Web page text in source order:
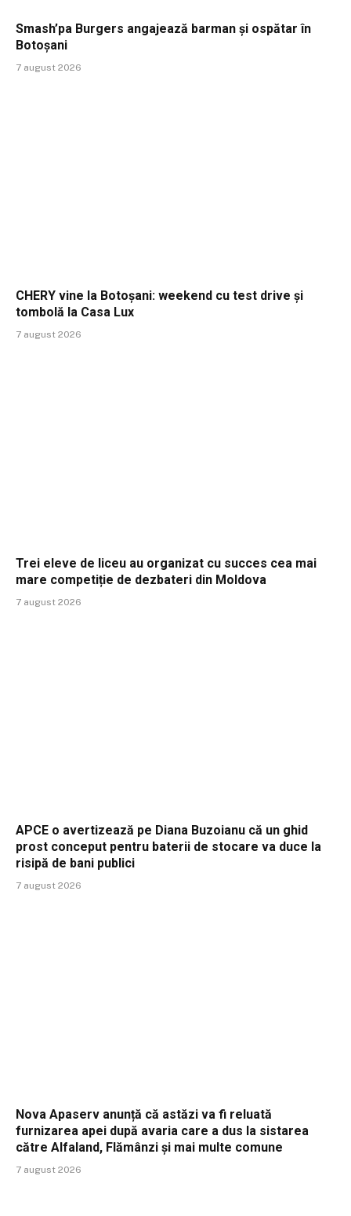
Smash’pa Burgers angajează barman și ospătar în
Botoșani
7 august 2026
CHERY vine la Botoșani: weekend cu test drive și
tombolă la Casa Lux
7 august 2026
Trei eleve de liceu au organizat cu succes cea mai
mare competiție de dezbateri din Moldova
7 august 2026
APCE o avertizează pe Diana Buzoianu că un ghid
prost conceput pentru baterii de stocare va duce la
risipă de bani publici
7 august 2026
Nova Apaserv anunță că astăzi va fi reluată
furnizarea apei după avaria care a dus la sistarea
către Alfaland, Flămânzi și mai multe comune
7 august 2026